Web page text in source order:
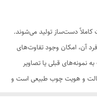
دست‌ساز تولید می‌شوند.
آن، امکان وجود تفاوت‌های
نمونه‌های قبلی یا تصاویر
و هویت چوب طبیعی است و